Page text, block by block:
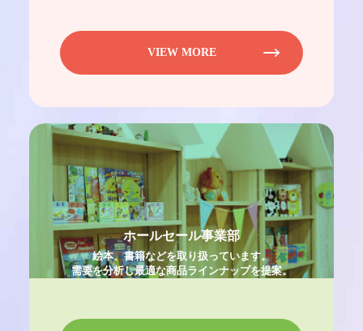
VIEW MORE
ホールセール事業部
絵本、書籍などを取り扱っています。
需要を分析し最適な商品ラインナップを提案。